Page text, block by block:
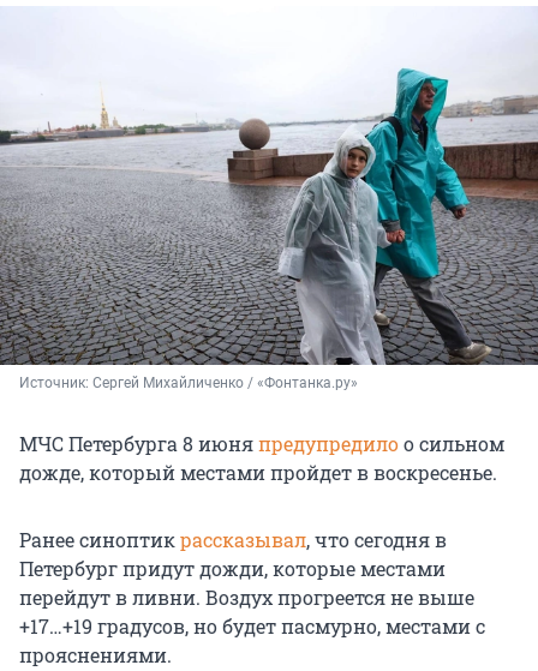
Источник: Сергей Михайличенко / «Фонтанка.ру»
МЧС Петербурга 8 июняпредупредилоо сильном
дожде, который местами пройдет в воскресенье.
Ранее синоптикрассказывал, что сегодня в
Петербург придут дожди, которые местами
перейдут в ливни. Воздух прогреется не выше
+17…+19 градусов, но будет пасмурно, местами с
прояснениями.